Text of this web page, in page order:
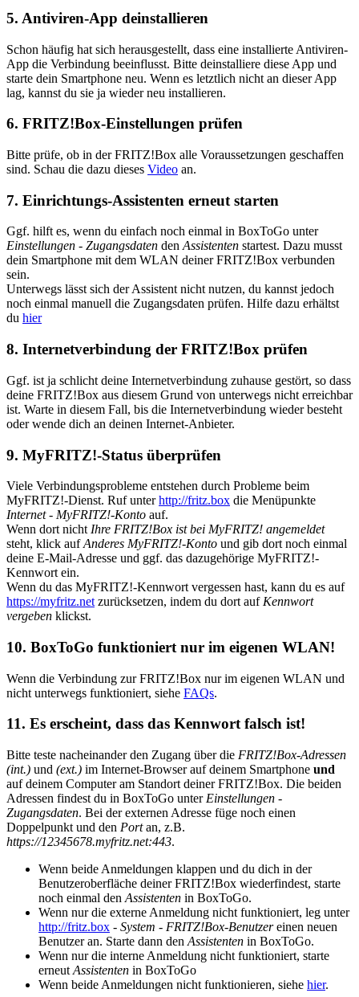
5. Antiviren-App deinstallieren
Schon häufig hat sich herausgestellt, dass eine installierte Antiviren-
App die Verbindung beeinflusst. Bitte deinstalliere diese App und
starte dein Smartphone neu. Wenn es letztlich nicht an dieser App
lag, kannst du sie ja wieder neu installieren.
6. FRITZ!Box-Einstellungen prüfen
Bitte prüfe, ob in der FRITZ!Box alle Voraussetzungen geschaffen
sind. Schau die dazu dieses Video an.
7. Einrichtungs-Assistenten erneut starten
Ggf. hilft es, wenn du einfach noch einmal in BoxToGo unter
Einstellungen - Zugangsdaten den Assistenten startest. Dazu musst
dein Smartphone mit dem WLAN deiner FRITZ!Box verbunden
sein.
Unterwegs lässt sich der Assistent nicht nutzen, du kannst jedoch
noch einmal manuell die Zugangsdaten prüfen. Hilfe dazu erhältst
du hier
8. Internetverbindung der FRITZ!Box prüfen
Ggf. ist ja schlicht deine Internetverbindung zuhause gestört, so dass
deine FRITZ!Box aus diesem Grund von unterwegs nicht erreichbar
ist. Warte in diesem Fall, bis die Internetverbindung wieder besteht
oder wende dich an deinen Internet-Anbieter.
9. MyFRITZ!-Status überprüfen
Viele Verbindungsprobleme entstehen durch Probleme beim
MyFRITZ!-Dienst. Ruf unterhttp://fritz.box die Menüpunkte
Internet- MyFRITZ!-Konto auf.
Wenn dort nicht Ihre FRITZ!Box ist bei MyFRITZ! angemeldet
steht, klick aufAnderes MyFRITZ!-Konto und gib dort noch einmal
deine E-Mail-Adresse und ggf. das dazugehörige MyFRITZ!-
Kennwort ein.
Wenn du das MyFRITZ!-Kennwort vergessen hast, kann du es auf
https://myfritz.net zurücksetzen, indem du dort auf Kennwort
vergeben klickst.
10. BoxToGo funktioniert nur im eigenen WLAN!
Wenn die Verbindung zur FRITZ!Box nur im eigenen WLAN und
nicht unterwegs funktioniert, siehe FAQs.
11. Es erscheint, dass das Kennwort falsch ist!
Bitte teste nacheinander den Zugang über die FRITZ!Box-Adressen
(int.) und (ext.) im Internet-Browser auf deinem Smartphone und
auf deinem Computer am Standort deiner FRITZ!Box. Die beiden
Adressen findest du in BoxToGo unter Einstellungen -
Zugangsdaten. Bei der externen Adresse füge noch einen
Doppelpunkt und den Portan, z.B.
https://12345678.myfritz.net:443.
Wenn beide Anmeldungen klappen und du dich in der
Benutzeroberfläche deiner FRITZ!Box wiederfindest, starte
noch einmal den Assistenten in BoxToGo.
Wenn nur die externe Anmeldung nicht funktioniert, leg unter
http://fritz.box - System - FRITZ!Box-Benutzereinen neuen
Benutzer an. Starte dann den Assistenten in BoxToGo.
Wenn nur die interne Anmeldung nicht funktioniert, starte
erneut Assistenten in BoxToGo
Wenn beide Anmeldungen nicht funktionieren, siehe hier.